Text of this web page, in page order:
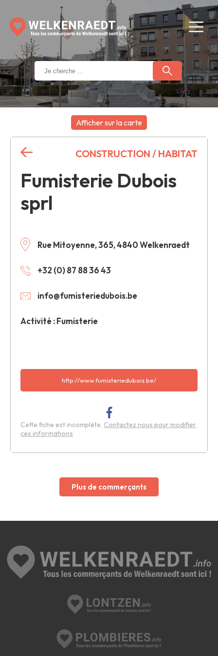
Afficher sur la carte
Fumisterie Dubois
sprl
Rue Mitoyenne, 365, 4840 Welkenraedt
+32 (0) 87 88 36 43
info@fumisteriedubois.be
Activité : Fumisterie
CONSTRUCTION / HABITAT
http://www.fumisteriedubois.be/
Cette fiche est incomplète. Contactez nous pour modifier
ces informations
+
−
Plus de commerçants